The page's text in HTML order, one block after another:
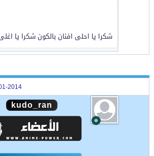
شكرا يا احلى افنان بالكون شكرا يا
kudo_ran